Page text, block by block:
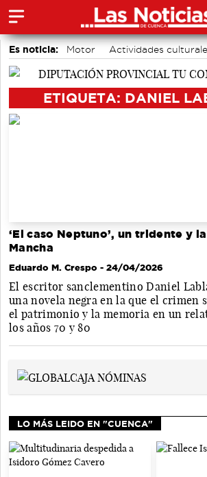
Es noticia: Motor
Actividades
Bádminton
Medio Ambiente
ETIQUETA: DANIEL
‘El caso Neptuno’, un tridente y
Mancha
Eduardo M. Crespo - 24/04/2026
El escritor sanclementino Daniel
una novela negra en la que el crimen
el patrimonio y la memoria en un
los años 70 y 80
LO MÁS LEIDO EN "CUENCA"